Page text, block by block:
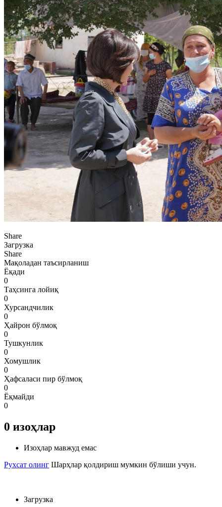
Share
Загрузка
Share
Мақоладан таъсирланиш
Ёқади
0
Таҳсинга лойиқ
0
Хурсандчилик
0
Ҳайрон бўлмоқ
0
Тушкунлик
0
Хомушлик
0
Ҳафсаласи пир бўлмоқ
0
Ёқмайди
0
0 изоҳлар
Изоҳлар мавжуд емас
Рухсат олинг Шарҳлар қолдириш мумкин бўлиши учун.
Загрузка